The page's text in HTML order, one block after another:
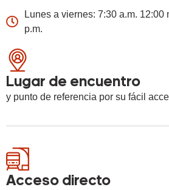
Lunes a viernes: 7:30 a.m. 12:00
p.m.
Lugar de encuentro
y punto de referencia por su fácil
Acceso directo